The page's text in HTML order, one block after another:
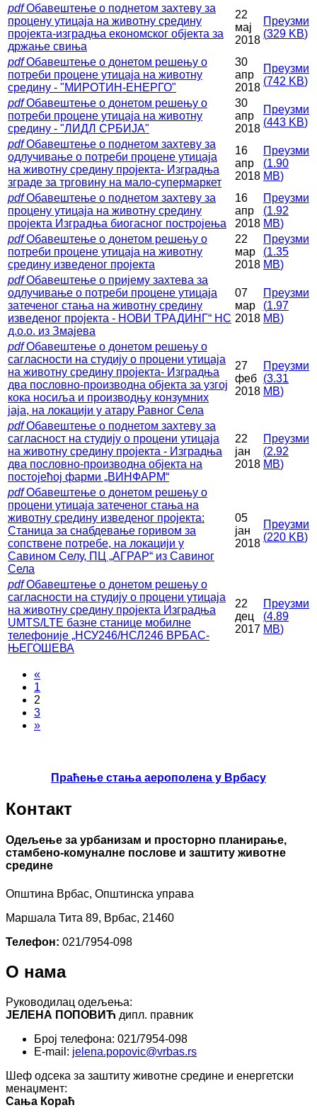
pdf Обавештење о поднетом захтеву за
процену утицаја на животну средину
пројекта-изградња економског објекта за
држање свиња
22
мај
2018
Преузми
(329 KB)
pdf Обавештење о донетом решењу о
потреби процене утицаја на животну
средину - "МИРОТИН-ЕНЕРГО"
30
апр
2018
Преузми
(742 KB)
pdf Обавештење о донетом решењу о
потреби процене утицаја на животну
средину - "ЛИДЛ СРБИЈА"
30
апр
2018
Преузми
(443 KB)
pdf Обавештење о поднетом захтеву за
одлучивање о потреби процене утицаја
на животну средину пројекта- Изградња
зграде за трговину на мало-супермаркет
16
апр
2018
Преузми
(1.90
MB)
pdf Обавештење о поднетом захтеву за
процену утицаја на животну средину
пројекта Изградња биогасног постројења
16
апр
2018
Преузми
(1.92
MB)
pdf Обавештење о донетом решењу о
потреби процене утицаја на животну
средину изведеног пројекта
22
мар
2018
Преузми
(1.35
MB)
pdf Обавештење о пријему захтева за
одлучивање о потреби процене утицаја
затеченог стања на животну средину
изведеног пројекта - НОВИ ТРАДИНГ“ НС
д.о.о. из Змајева
07
мар
2018
Преузми
(1.97
MB)
pdf Обавештење о донетом решењу о
сагласности на студију о процени утицаја
на животну средину пројекта- Изградња
два пословно-производна објекта за узгој
кока носиља и производњу конзумних
јаја, на локацији у атару Равног Села
27
феб
2018
Преузми
(3.31
MB)
pdf Обавештење о поднетом захтеву за
сагласност на студију о процени утицаја
на животну средину пројекта - Изградња
два пословно-производна објекта на
постојећој фарми „ВИНФАРМ“
22
јан
2018
Преузми
(2.92
MB)
pdf Обавештење о донетом решењу о
процени утицаја затеченог стања на
животну средину изведеног пројекта:
Станица за снабдевање горивом за
сопствене потребе, на локацији у
Савином Селу, ПЦ „АГРАР“ из Савиног
Села
05
јан
2018
Преузми
(220 KB)
pdf Обавештење о донетом решењу о
сагласности на студију о процени утицаја
на животну средину пројекта Изградња
UMTS/LTE базне станице мобилне
телефоније „НСУ246/НСЛ246 ВРБАС-
ЊЕГОШЕВА
22
дец
2017
Преузми
(4.89
MB)
«
1
2
3
»
Праћење стања аерополена у Врбасу
Контакт
Одељење за урбанизам и просторно планирање,
стамбено-комуналне послове и заштиту животне
средине
Општина Врбас, Општинска управа
Маршала Тита 89, Врбас, 21460
Телефон: 021/7954-098
О нама
Руководилац одељења:
ЈЕЛЕНА ПОПОВИЋ дипл. правник
Број телефона: 021/7954-098
E-mail: jelena.popovic@vrbas.rs
Шеф одсека за заштиту животне средине и енергетски
менаџмент:
Сања Кораћ